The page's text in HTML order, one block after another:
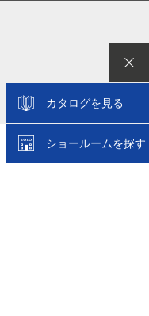
カタログを見る
ショールームを探す